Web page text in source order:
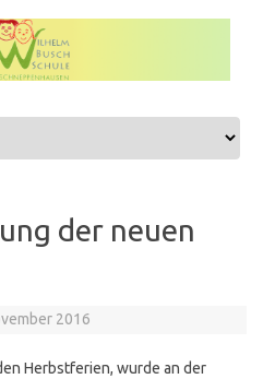
der neuen
2016
Herbstferien, wurde an der